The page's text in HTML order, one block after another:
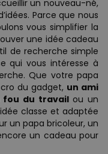
un nouveau-né,
Parce que nous
vous simplifier la
une idée cadeau
de recherche simple
qui vous intéresse à
Que votre papa
du gadget, un ami
fou du travailou un
classe et adaptée
un papa bricoleur, un
un cadeau pour